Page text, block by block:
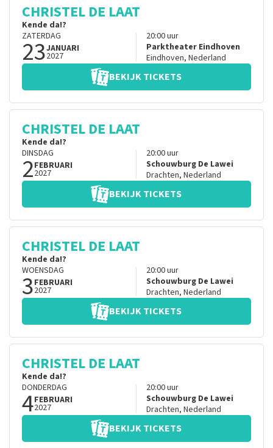
CHRISTEL DE LAAT
Kende da!?
ZATERDAG
23JANUARI
2027
20:00uur
Parktheater Eindhoven
Eindhoven, Nederland
BEKIJK TICKETS
CHRISTEL DE LAAT
Kende da!?
DINSDAG
2FEBRUARI
2027
20:00uur
Schouwburg De Lawei
Drachten, Nederland
BEKIJK TICKETS
CHRISTEL DE LAAT
Kende da!?
WOENSDAG
3FEBRUARI
2027
20:00uur
Schouwburg De Lawei
Drachten, Nederland
BEKIJK TICKETS
CHRISTEL DE LAAT
Kende da!?
DONDERDAG
4FEBRUARI
2027
20:00uur
Schouwburg De Lawei
Drachten, Nederland
BEKIJK TICKETS